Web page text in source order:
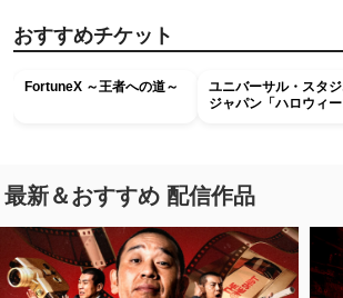
おすすめチケット
FortuneX ～王者への道～
ユニバーサル・スタジ
ジャパン「ハロウィ
最新＆おすすめ 配信作品